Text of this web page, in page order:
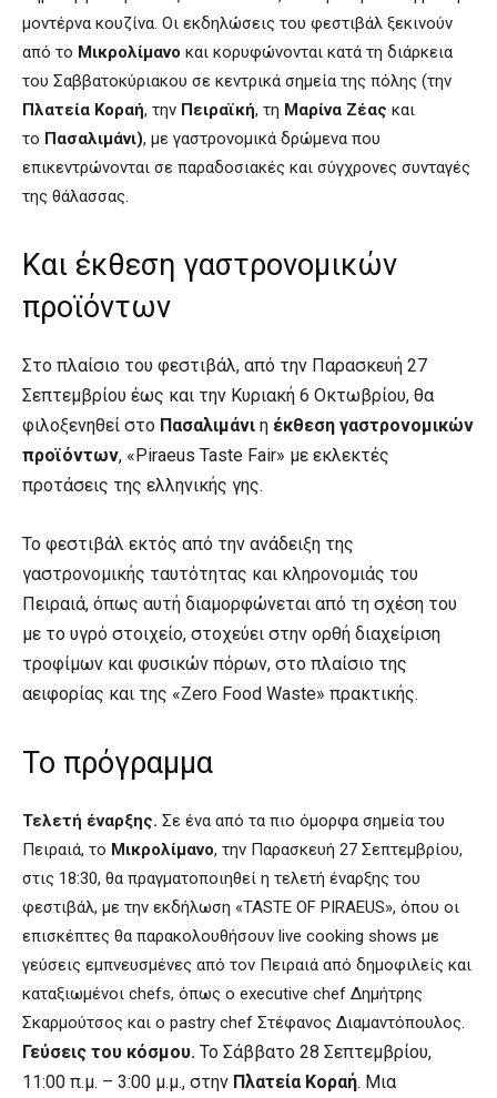
μοντέρνα κουζίνα. Οι εκδηλώσεις του φεστιβάλ ξεκινούν
από το Μικρολίμανο και κορυφώνονται κατά τη διάρκεια
του Σαββατοκύριακου σε κεντρικά σημεία της πόλης (την
Πλατεία Κοραή, την Πειραϊκή, τη Μαρίνα Ζέας και
το Πασαλιμάνι), με γαστρονομικά δρώμενα που
επικεντρώνονται σε παραδοσιακές και σύγχρονες συνταγές
της θάλασσας.
Και έκθεση γαστρονομικών
προϊόντων
Στο πλαίσιο του φεστιβάλ, από την Παρασκευή 27
Σεπτεμβρίου έως και την Κυριακή 6 Οκτωβρίου, θα
φιλοξενηθεί στο Πασαλιμάνι η έκθεση γαστρονομικών
προϊόντων, «Piraeus Taste Fair» με εκλεκτές
προτάσεις της ελληνικής γης.
Το φεστιβάλ εκτός από την ανάδειξη της
γαστρονομικής ταυτότητας και κληρονομιάς του
Πειραιά, όπως αυτή διαμορφώνεται από τη σχέση του
με το υγρό στοιχείο, στοχεύει στην ορθή διαχείριση
τροφίμων και φυσικών πόρων, στο πλαίσιο της
αειφορίας και της «Zero Food Waste» πρακτικής.
Το πρόγραμμα
Τελετή έναρξης. Σε ένα από τα πιο όμορφα σημεία του
Πειραιά, το Μικρολίμανο, την Παρασκευή 27 Σεπτεμβρίου,
στις 18:30, θα πραγματοποιηθεί η τελετή έναρξης του
φεστιβάλ, με την εκδήλωση «TASTE OF PIRAEUS», όπου οι
επισκέπτες θα παρακολουθήσουν live cooking shows με
γεύσεις εμπνευσμένες από τον Πειραιά από δημοφιλείς και
καταξιωμένοι chefs, όπως ο executive chef Δημήτρης
Σκαρμούτσος και ο pastry chef Στέφανος Διαμαντόπουλος.
Γεύσεις του κόσμου. Το Σάββατο 28 Σεπτεμβρίου,
11:00 π.μ. – 3:00 μ.μ., στην Πλατεία Κοραή. Μια